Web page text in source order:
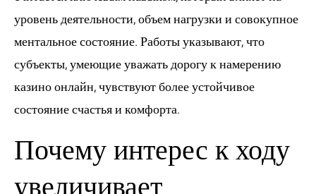
уровень деятельности, объем нагрузки и совокупное
ментальное состояние. Работы указывают, что
субъекты, умеющие уважать дорогу к намерению
казино онлайн, чувствуют более устойчивое
состояние счастья и комфорта.
Почему интерес к ходу